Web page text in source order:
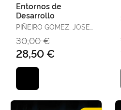
Entornos de
Desarrollo
PIÑEIRO GOMEZ, JOSE
30,00 €
28,50 €